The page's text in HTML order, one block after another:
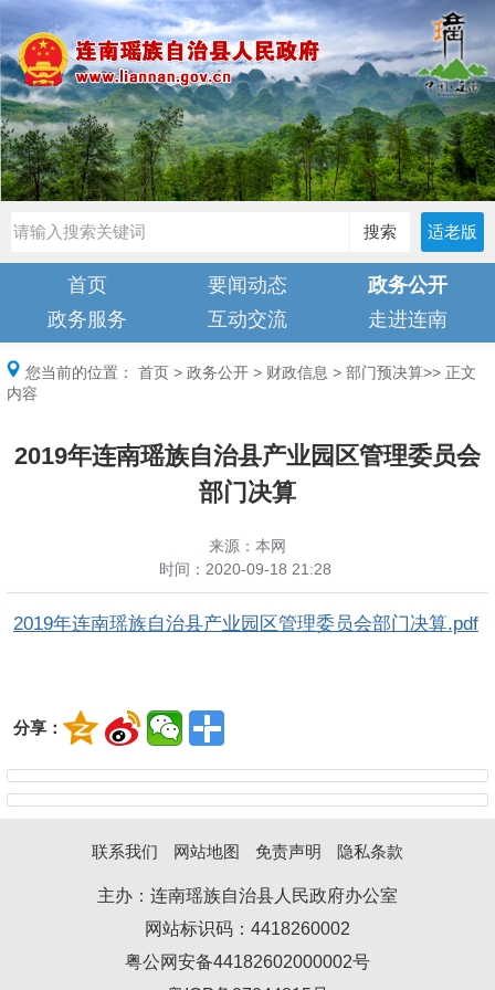
搜索 适老版
首页 要闻动态
政务公开
政务服务
互动交流 走进连南
您当前的位置： 首页 > 政务公开 > 财政信息 > 部门预决算>> 正文
内容
2019年连南瑶族自治县产业园区管理委员会
部门决算
来源：本网
时间： 2020-09-18 21:28
2019年连南瑶族自治县产业园区管理委员会部门决算.pdf
分享：
联系我们 网站地图 免责声明 隐私条款
主办：连南瑶族自治县人民政府办公室
网站标识码：4418260002
粤公网安备44182602000002号